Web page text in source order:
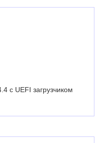
с UEFI загрузчиком